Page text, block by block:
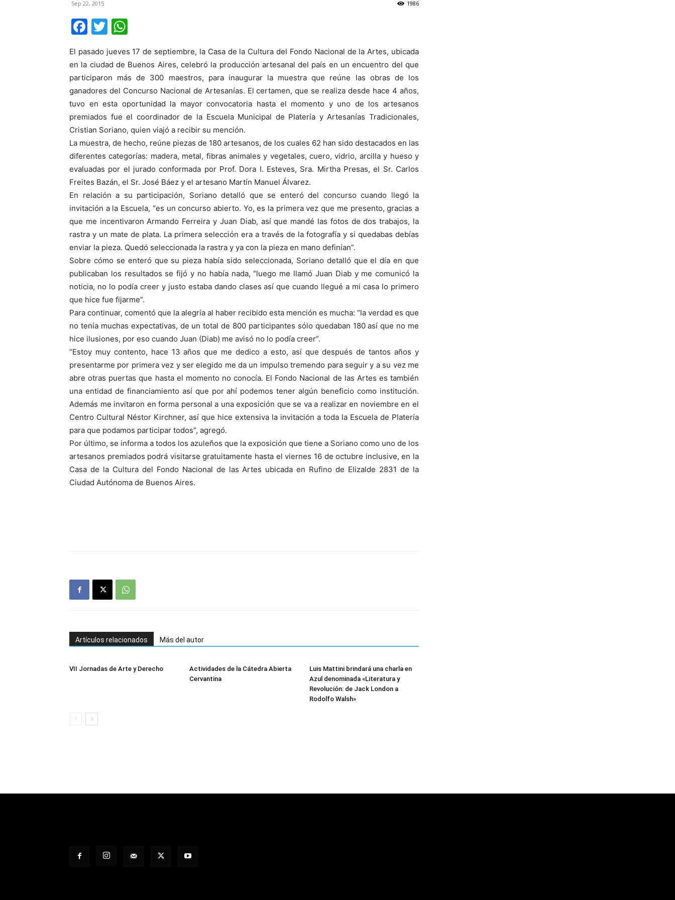
Sep 22, 2015 1986
Facebook
Twitter
El pasado jueves 17 de septiembre, la Casa de la Cultura del Fondo Nacional de la Artes, ubicada
en la ciudad de Buenos Aires, celebró la producción artesanal del país en un encuentro del que
participaron más de 300 maestros, para inaugurar la muestra que reúne las obras de los
ganadores del Concurso Nacional de Artesanías. El certamen, que se realiza desde hace 4 años,
tuvo en esta oportunidad la mayor convocatoria hasta el momento y uno de los artesanos
premiados fue el coordinador de la Escuela Municipal de Platería y Artesanías Tradicionales,
Cristian Soriano, quien viajó a recibir su mención.
La muestra, de hecho, reúne piezas de 180 artesanos, de los cuales 62 han sido destacados en las
diferentes categorías: madera, metal, fibras animales y vegetales, cuero, vidrio, arcilla y hueso y
evaluadas por el jurado conformada por Prof. Dora I. Esteves, Sra. Mirtha Presas, el Sr. Carlos
Freites Bazán, el Sr. José Báez y el artesano Martín Manuel Álvarez.
En relación a su participación, Soriano detalló que se enteró del concurso cuando llegó la
invitación a la Escuela, “es un concurso abierto. Yo, es la primera vez que me presento, gracias a
que me incentivaron Armando Ferreira y Juan Diab, así que mandé las fotos de dos trabajos, la
rastra y un mate de plata. La primera selección era a través de la fotografía y si quedabas debías
enviar la pieza. Quedó seleccionada la rastra y ya con la pieza en mano definían”.
Sobre cómo se enteró que su pieza había sido seleccionada, Soriano detalló que el día en que
publicaban los resultados se fijó y no había nada, “luego me llamó Juan Diab y me comunicó la
noticia, no lo podía creer y justo estaba dando clases así que cuando llegué a mi casa lo primero
que hice fue fijarme”.
Para continuar, comentó que la alegría al haber recibido esta mención es mucha: “la verdad es que
no tenía muchas expectativas, de un total de 800 participantes sólo quedaban 180 así que no me
hice ilusiones, por eso cuando Juan (Diab) me avisó no lo podía creer”.
“Estoy muy contento, hace 13 años que me dedico a esto, así que después de tantos años y
presentarme por primera vez y ser elegido me da un impulso tremendo para seguir y a su vez me
abre otras puertas que hasta el momento no conocía. El Fondo Nacional de las Artes es también
una entidad de financiamiento así que por ahí podemos tener algún beneficio como institución.
Además me invitaron en forma personal a una exposición que se va a realizar en noviembre en el
Centro Cultural Néstor Kirchner, así que hice extensiva la invitación a toda la Escuela de Platería
para que podamos participar todos”, agregó.
Por último, se informa a todos los azuleños que la exposición que tiene a Soriano como uno de los
artesanos premiados podrá visitarse gratuitamente hasta el viernes 16 de octubre inclusive, en la
Casa de la Cultura del Fondo Nacional de las Artes ubicada en Rufino de Elizalde 2831 de la
Ciudad Autónoma de Buenos Aires.
Artículos relacionados Más del autor
VII Jornadas de Arte y Derecho
Actividades de la Cátedra Abierta
Cervantina
Luis Mattini brindará una charla en
Azul denominada «Literatura y
Revolución: de Jack London a
Rodolfo Walsh»